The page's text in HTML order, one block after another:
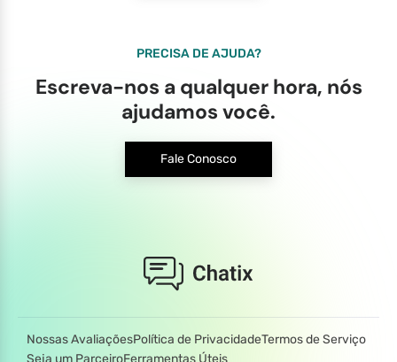
PRECISA DE AJUDA?
Escreva-nos a qualquer hora, nós
ajudamos você.
Fale Conosco
Nossas AvaliaçõesPolítica de PrivacidadeTermos de Serviço
Seja um ParceiroFerramentas Úteis